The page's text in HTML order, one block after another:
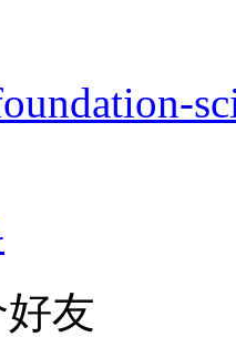
友